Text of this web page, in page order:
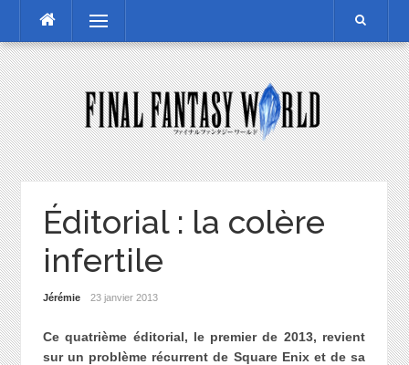
content
Menu
Éditorial : la colère
infertile
Jérémie 23 janvier 2013
Ce quatrième éditorial, le premier de 2013, revient
sur un problème récurrent de Square Enix et de sa